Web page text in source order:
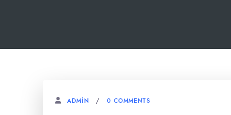
ADMIN 0 COMMENTS